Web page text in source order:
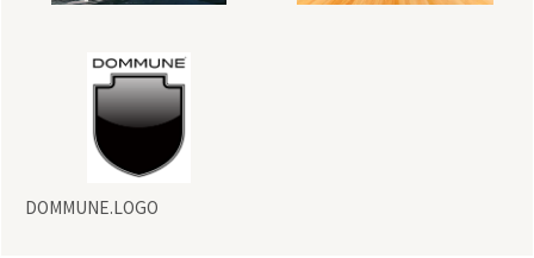
DOMMUNE.LOGO